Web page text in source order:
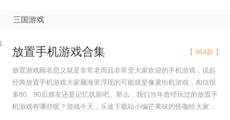
三国游戏
放置手机游戏合集
放置游戏顾名思义就是非常老而且非常受大家欢迎的手机游戏，说起
经典放置手机游戏大家脑海里浮现的可能就是像素街机游戏，相信很
多80、90后朋友还是记忆犹新吧。那么，我们当年曾经玩过的放置手
机游戏有哪些呢？游戏今天，乐途下载站小编芒果味的怪咖给大家搜
【 964款 】